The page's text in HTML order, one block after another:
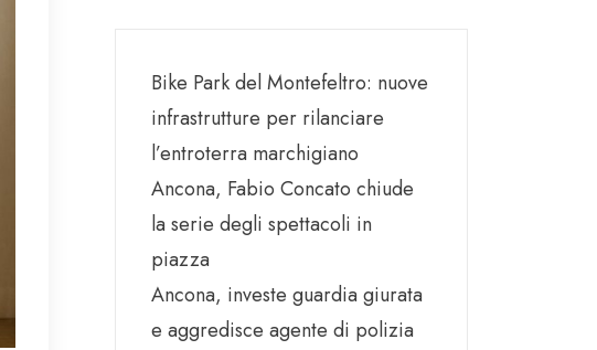
Bike Park del Montefeltro: nuove
infrastrutture per rilanciare
l’entroterra marchigiano
Ancona, Fabio Concato chiude
la serie degli spettacoli in
piazza
Ancona, investe guardia giurata
e aggredisce agente di polizia